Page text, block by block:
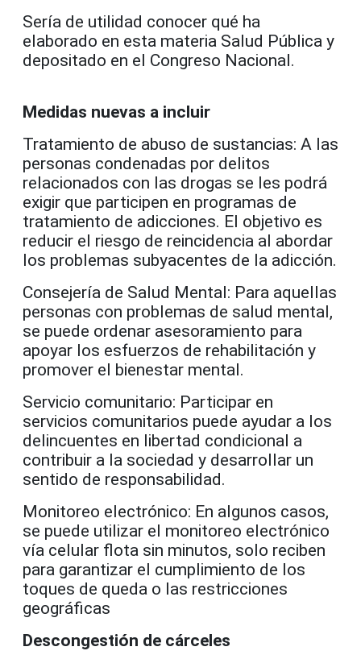
Sería de utilidad conocer qué ha
elaborado en esta materia Salud Pública y
depositado en el Congreso Nacional.
Medidas nuevas a incluir
Tratamiento de abuso de sustancias: A las
personas condenadas por delitos
relacionados con las drogas se les podrá
exigir que participen en programas de
tratamiento de adicciones. El objetivo es
reducir el riesgo de reincidencia al abordar
los problemas subyacentes de la adicción.
Consejería de Salud Mental: Para aquellas
personas con problemas de salud mental,
se puede ordenar asesoramiento para
apoyar los esfuerzos de rehabilitación y
promover el bienestar mental.
Servicio comunitario: Participar en
servicios comunitarios puede ayudar a los
delincuentes en libertad condicional a
contribuir a la sociedad y desarrollar un
sentido de responsabilidad.
Monitoreo electrónico: En algunos casos,
se puede utilizar el monitoreo electrónico
vía celular flota sin minutos, solo reciben
para garantizar el cumplimiento de los
toques de queda o las restricciones
geográficas
Descongestión de cárceles